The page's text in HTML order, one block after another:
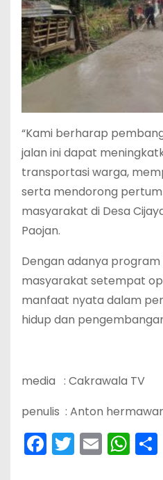
“Kami berharap
jalan ini dapat
transportasi warga,
serta mendorong
masyarakat di Desa
Paojan.
Dengan adanya program
masyarakat setempat
manfaat nyata dalam
hidup dan
media : Cakrawala TV
penulis : Anton
F T E W